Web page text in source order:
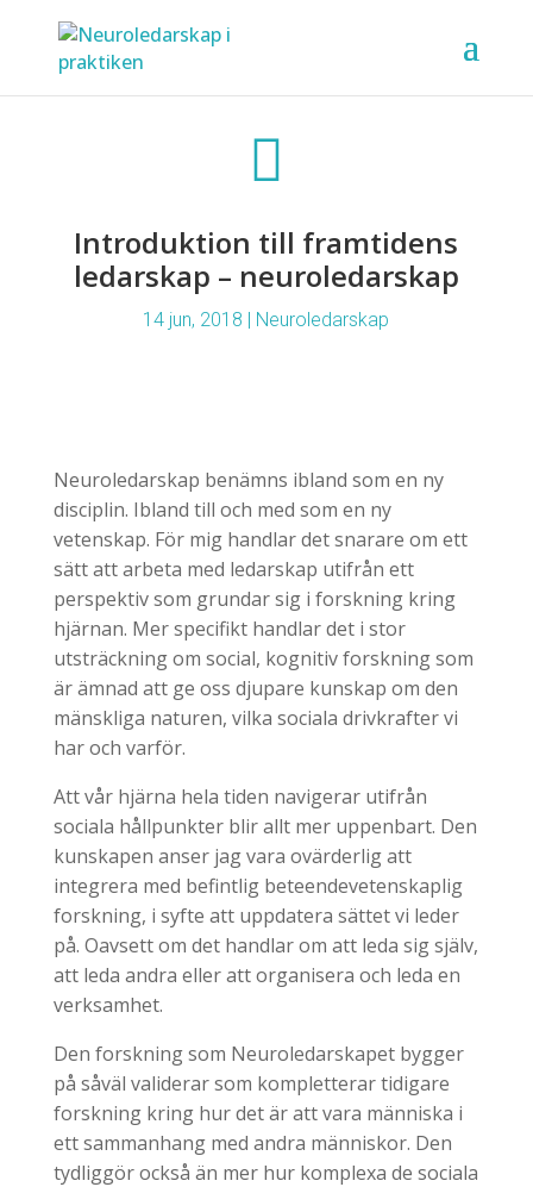

Introduktion till framtidens
ledarskap – neuroledarskap
14 jun, 2018 | Neuroledarskap
Neuroledarskap benämns ibland som en ny
disciplin. Ibland till och med som en ny
vetenskap. För mig handlar det snarare om ett
sätt att arbeta med ledarskap utifrån ett
perspektiv som grundar sig i forskning kring
hjärnan. Mer specifikt handlar det i stor
utsträckning om social, kognitiv forskning som
är ämnad att ge oss djupare kunskap om den
mänskliga naturen, vilka sociala drivkrafter vi
har och varför.
Att vår hjärna hela tiden navigerar utifrån
sociala hållpunkter blir allt mer uppenbart. Den
kunskapen anser jag vara ovärderlig att
integrera med befintlig beteendevetenskaplig
forskning, i syfte att uppdatera sättet vi leder
på. Oavsett om det handlar om att leda sig själv,
att leda andra eller att organisera och leda en
verksamhet.
Den forskning som Neuroledarskapet bygger
på såväl validerar som kompletterar tidigare
forskning kring hur det är att vara människa i
ett sammanhang med andra människor. Den
tydliggör också än mer hur komplexa de sociala